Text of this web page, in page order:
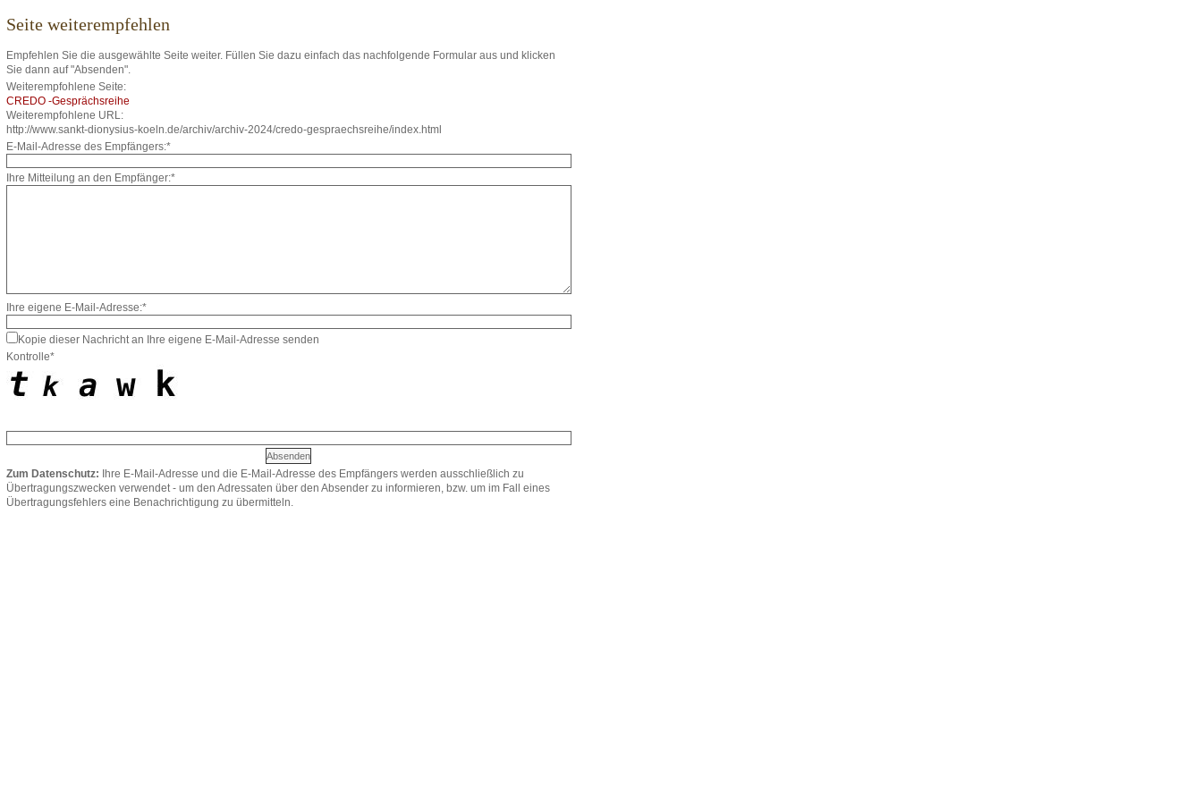
Seite weiterempfehlen
Empfehlen Sie die ausgewählte Seite weiter. Füllen Sie dazu einfach das nachfolgende Formular aus und klicken
Sie dann auf "Absenden".
Weiterempfohlene Seite:
CREDO -Gesprächsreihe
Weiterempfohlene URL:
http://www.sankt-dionysius-koeln.de/archiv/archiv-2024/credo-gespraechsreihe/index.html
E-Mail-Adresse des Empfängers:*
Ihre Mitteilung an den Empfänger:*
Ihre eigene E-Mail-Adresse:*
Kopie dieser Nachricht an Ihre eigene E-Mail-Adresse senden
Kontrolle*
Zum Datenschutz: Ihre E-Mail-Adresse und die E-Mail-Adresse des Empfängers werden ausschließlich zu
Übertragungszwecken verwendet - um den Adressaten über den Absender zu informieren, bzw. um im Fall eines
Übertragungsfehlers eine Benachrichtigung zu übermitteln.